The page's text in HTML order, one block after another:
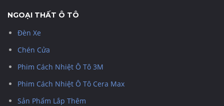
NGOẠI THẤT Ô TÔ
Đèn Xe
Chén Cửa
Phim Cách Nhiệt Ô Tô 3M
Phim Cách Nhiệt Ô Tô Cera Max
Sản Phẩm Lắp Thêm